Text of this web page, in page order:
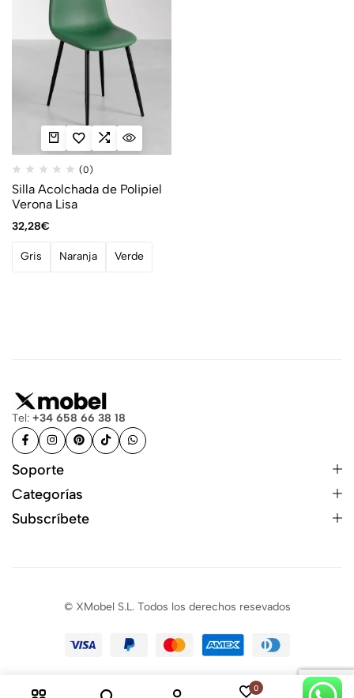
(0)
Silla Acolchada de Polipiel
Verona Lisa
32,28€
Gris Naranja Verde
Tel: +34 658 66 38 18
Soporte
Categorías
Subscríbete
© XMobel S.L. Todos los derechos resevados
0 0